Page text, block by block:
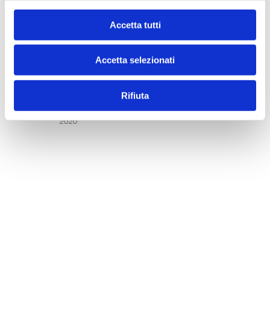
Accetta tutti
Accetta selezionati
Rifiuta
Bancaria
2020